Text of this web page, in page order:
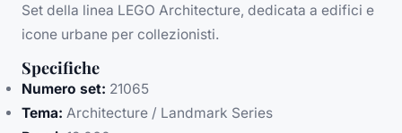
Set della linea LEGO Architecture, dedicata a edifici e
icone urbane per collezionisti.
Specifiche
Numero set: 21065
Tema: Architecture / Landmark Series